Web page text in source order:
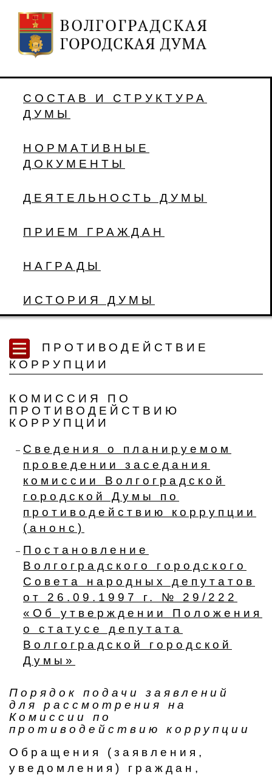
СОСТАВ И СТРУКТУРА
ДУМЫ
НОРМАТИВНЫЕ
ДОКУМЕНТЫ
ДЕЯТЕЛЬНОСТЬ ДУМЫ
ПРИЕМ ГРАЖДАН
НАГРАДЫ
ИСТОРИЯ ДУМЫ
ПРОТИВОДЕЙСТВИЕ
КОРРУПЦИИ
КОМИССИЯ ПО
ПРОТИВОДЕЙСТВИЮ
КОРРУПЦИИ
Сведения о планируемом
проведении заседания
комиссии Волгоградской
городской Думы по
противодействию коррупции
(анонс)
Постановление
Волгоградского городского
Совета народных депутатов
от 26.09.1997 г. № 29/222
«Об утверждении Положения
о статусе депутата
Волгоградской городской
Думы»
Порядок подачи заявлений
для рассмотрения на
Комиссии по
противодействию коррупции
Обращения (заявления,
уведомления) граждан,